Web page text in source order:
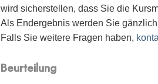
wird sicherstellen, dass Sie die
Als Endergebnis werden Sie
Falls Sie weitere Fragen haben,
Beurteilung